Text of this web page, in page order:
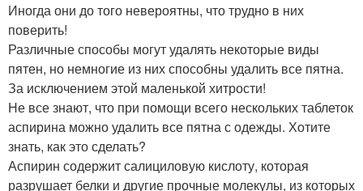
Иногда они до того невероятны, что трудно в них
поверить!
Различные способы могут удалять некоторые виды
пятен, но немногие из них способны удалить все пятна.
За исключением этой маленькой хитрости!
Не все знают, что при помощи всего нескольких таблеток
аспирина можно удалить все пятна с одежды. Хотите
знать, как это сделать?
Аспирин содержит салициловую кислоту, которая
разрушает белки и другие прочные молекулы, из которых